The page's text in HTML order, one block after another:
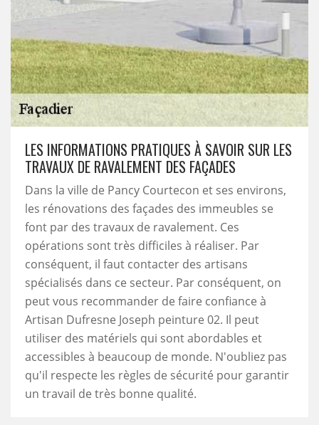
LES INFORMATIONS PRATIQUES À SAVOIR SUR LES
TRAVAUX DE RAVALEMENT DES FAÇADES
Dans la ville de Pancy Courtecon et ses environs,
les rénovations des façades des immeubles se
font par des travaux de ravalement. Ces
opérations sont très difficiles à réaliser. Par
conséquent, il faut contacter des artisans
spécialisés dans ce secteur. Par conséquent, on
peut vous recommander de faire confiance à
Artisan Dufresne Joseph peinture 02. Il peut
utiliser des matériels qui sont abordables et
accessibles à beaucoup de monde. N'oubliez pas
qu'il respecte les règles de sécurité pour garantir
un travail de très bonne qualité.